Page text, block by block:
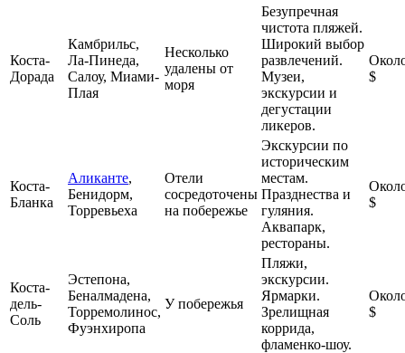
Коста-
Дорада
Камбрильс,
Ла-Пинеда,
Салоу, Миами-
Плая
Несколько
удалены от
моря
Безупречная
чистота пляжей.
Широкий выбор
развлечений.
Музеи,
экскурсии и
дегустации
ликеров.
$
Коста-
Бланка
Аликанте,
Бенидорм,
Торревьеха
Отели
сосредоточены
на побережье
Экскурсии по
историческим
местам.
Празднества и
гуляния.
Аквапарк,
рестораны.
$
Коста-
дель-
Соль
Эстепона,
Беналмадена,
Торремолинос,
Фуэнхиропа
У побережья
Пляжи,
экскурсии.
Ярмарки.
Зрелищная
коррида,
фламенко-шоу.
$